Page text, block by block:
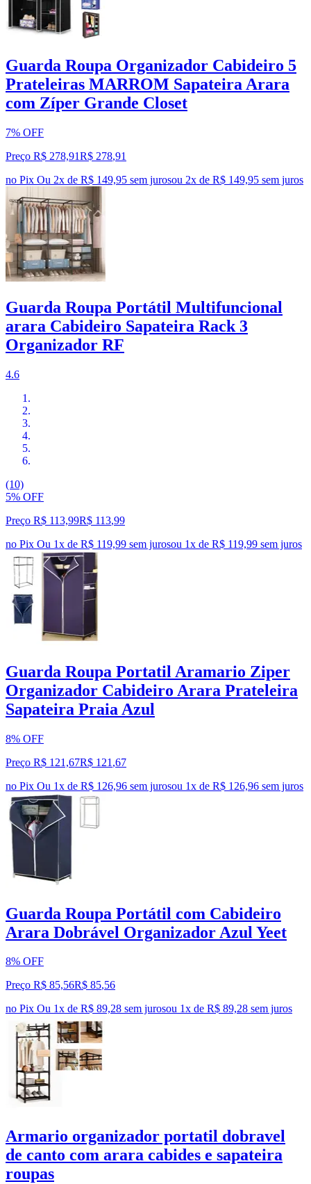
Guarda Roupa Organizador Cabideiro 5
Prateleiras MARROM Sapateira Arara
com Zíper Grande Closet
7% OFF
Preço R$ 278,91R$ 278,91
no Pix Ou 2x de R$ 149,95 sem jurosou 2x de R$ 149,95 sem juros
Guarda Roupa Portátil Multifuncional
arara Cabideiro Sapateira Rack 3
Organizador RF
4.6
(10)
5% OFF
Preço R$ 113,99R$ 113,99
no Pix Ou 1x de R$ 119,99 sem jurosou 1x de R$ 119,99 sem juros
Guarda Roupa Portatil Aramario Ziper
Organizador Cabideiro Arara Prateleira
Sapateira Praia Azul
8% OFF
Preço R$ 121,67R$ 121 ,67
no Pix Ou 1x de R$ 126,96 sem jurosou 1x de R$ 126,96 sem juros
Guarda Roupa Portátil com Cabideiro
Arara Dobrável Organizador Azul Yeet
8% OFF
Preço R$ 85,56R$ 85,56
no Pix Ou 1x de R$ 89,28 sem jurosou 1x de R$ 89,28 sem juros
Armario organizador portatil dobravel
de canto com arara cabides e sapateira
roupas